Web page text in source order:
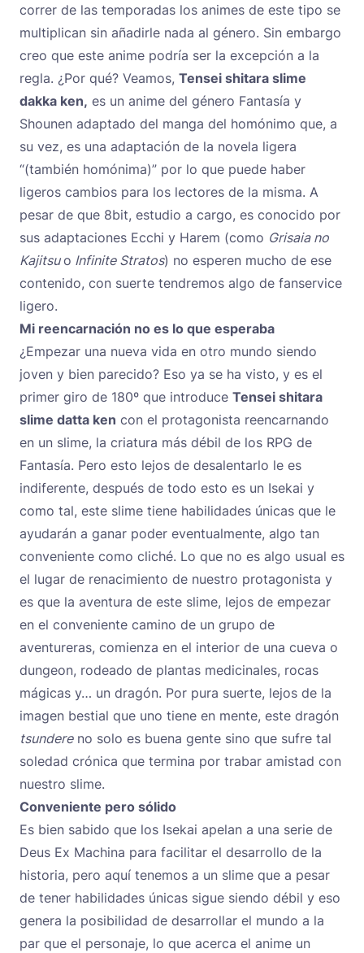
correr de las temporadas los animes de este tipo se
multiplican sin añadirle nada al género. Sin embargo
creo que este anime podría ser la excepción a la
regla. ¿Por qué? Veamos, Tensei shitara slime
dakka ken, es un anime del género Fantasía y
Shounen adaptado del manga del homónimo que, a
su vez, es una adaptación de la novela ligera
“(también homónima)” por lo que puede haber
ligeros cambios para los lectores de la misma. A
pesar de que 8bit, estudio a cargo, es conocido por
sus adaptaciones Ecchi y Harem (como Grisaia no
Kajitsuo Infinite Stratos) no esperen mucho de ese
contenido, con suerte tendremos algo de fanservice
ligero.
Mi reencarnación no es lo que esperaba
¿Empezar una nueva vida en otro mundo siendo
joven y bien parecido? Eso ya se ha visto, y es el
primer giro de 180º que introduce Tensei shitara
slime datta ken con el protagonista reencarnando
en un slime, la criatura más débil de los RPG de
Fantasía. Pero esto lejos de desalentarlo le es
indiferente, después de todo esto es un Isekai y
como tal, este slime tiene habilidades únicas que le
ayudarán a ganar poder eventualmente, algo tan
conveniente como cliché. Lo que no es algo usual es
el lugar de renacimiento de nuestro protagonista y
es que la aventura de este slime, lejos de empezar
en el conveniente camino de un grupo de
aventureras, comienza en el interior de una cueva o
dungeon, rodeado de plantas medicinales, rocas
mágicas y… un dragón. Por pura suerte, lejos de la
imagen bestial que uno tiene en mente, este dragón
tsundereno solo es buena gente sino que sufre tal
soledad crónica que termina por trabar amistad con
nuestro slime.
Conveniente pero sólido
Es bien sabido que los Isekai apelan a una serie de
Deus Ex Machina para facilitar el desarrollo de la
historia, pero aquí tenemos a un slime que a pesar
de tener habilidades únicas sigue siendo débil y eso
genera la posibilidad de desarrollar el mundo a la
par que el personaje, lo que acerca el anime un